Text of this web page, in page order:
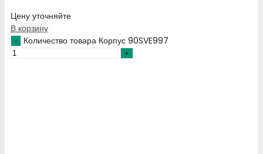
Цену уточняйте
В корзину
Количество товара Корпус 90SVE997